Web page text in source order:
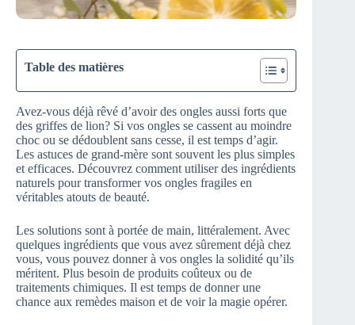
Table des matières
Avez-vous déjà rêvé d’avoir des ongles aussi forts que
des griffes de lion? Si vos ongles se cassent au moindre
choc ou se dédoublent sans cesse, il est temps d’agir.
Les astuces de grand-mère sont souvent les plus simples
et efficaces. Découvrez comment utiliser des ingrédients
naturels pour transformer vos ongles fragiles en
véritables atouts de beauté.
Les solutions sont à portée de main, littéralement. Avec
quelques ingrédients que vous avez sûrement déjà chez
vous, vous pouvez donner à vos ongles la solidité qu’ils
méritent. Plus besoin de produits coûteux ou de
traitements chimiques. Il est temps de donner une
chance aux remèdes maison et de voir la magie opérer.